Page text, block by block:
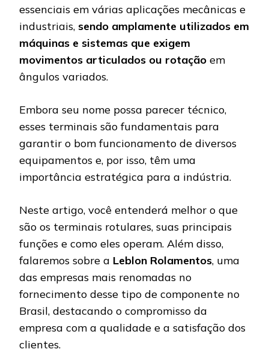
essenciais em várias aplicações mecânicas e
industriais, sendo amplamente utilizados em
máquinas e sistemas que exigem
movimentos articulados ou rotação em
ângulos variados.
Embora seu nome possa parecer técnico,
esses terminais são fundamentais para
garantir o bom funcionamento de diversos
equipamentos e, por isso, têm uma
importância estratégica para a indústria.
Neste artigo, você entenderá melhor o que
são os terminais rotulares, suas principais
funções e como eles operam. Além disso,
falaremos sobre a Leblon Rolamentos, uma
das empresas mais renomadas no
fornecimento desse tipo de componente no
Brasil, destacando o compromisso da
empresa com a qualidade e a satisfação dos
clientes.